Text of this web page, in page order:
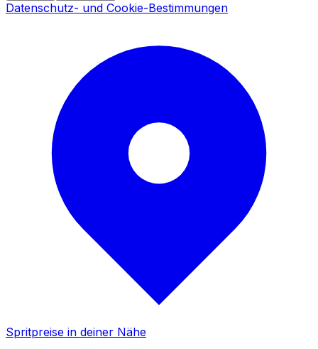
Datenschutz- und Cookie-Bestimmungen
Spritpreise in deiner Nähe